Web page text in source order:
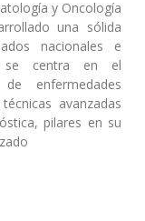
y Oncología
una sólida
nacionales e
se centra en el
enfermedades
avanzadas
pilares en su